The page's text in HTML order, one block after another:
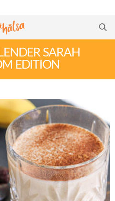
SARAH
EDITION